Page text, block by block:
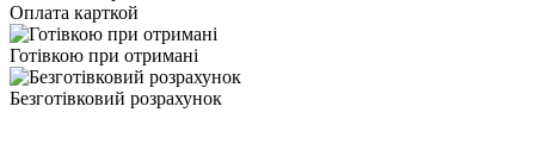
Оплата карткой
Готівкою при отримані
Безготівковий розрахунок